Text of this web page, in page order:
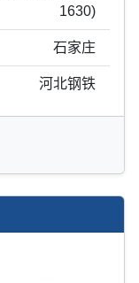
1630)
石家庄
河北钢铁